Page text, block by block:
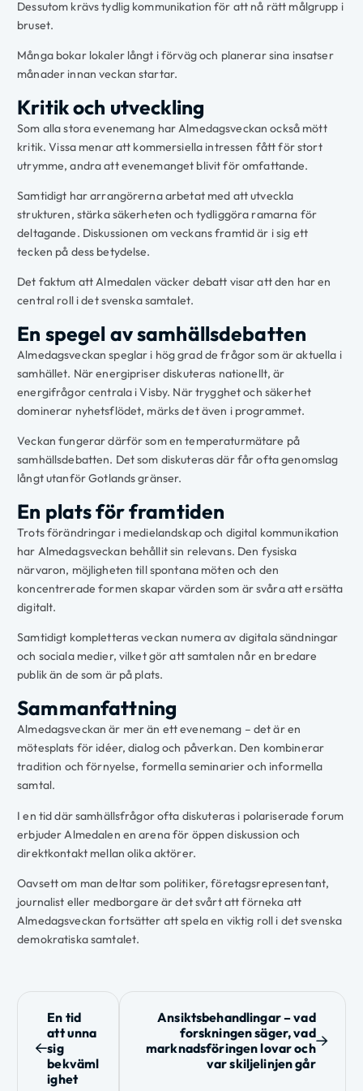
Dessutom krävs tydlig kommunikation för att nå rätt målgrupp i
bruset.
Många bokar lokaler långt i förväg och planerar sina insatser
månader innan veckan startar.
Kritik och utveckling
Som alla stora evenemang har Almedagsveckan också mött
kritik. Vissa menar att kommersiella intressen fått för stort
utrymme, andra att evenemanget blivit för omfattande.
Samtidigt har arrangörerna arbetat med att utveckla
strukturen, stärka säkerheten och tydliggöra ramarna för
deltagande. Diskussionen om veckans framtid är i sig ett
tecken på dess betydelse.
Det faktum att Almedalen väcker debatt visar att den har en
central roll i det svenska samtalet.
En spegel av samhällsdebatten
Almedagsveckan speglar i hög grad de frågor som är aktuella i
samhället. När energipriser diskuteras nationellt, är
energifrågor centrala i Visby. När trygghet och säkerhet
dominerar nyhetsflödet, märks det även i programmet.
Veckan fungerar därför som en temperaturmätare på
samhällsdebatten. Det som diskuteras där får ofta genomslag
långt utanför Gotlands gränser.
En plats för framtiden
Trots förändringar i medielandskap och digital kommunikation
har Almedagsveckan behållit sin relevans. Den fysiska
närvaron, möjligheten till spontana möten och den
koncentrerade formen skapar värden som är svåra att ersätta
digitalt.
Samtidigt kompletteras veckan numera av digitala sändningar
och sociala medier, vilket gör att samtalen når en bredare
publik än de som är på plats.
Sammanfattning
Almedagsveckan är mer än ett evenemang – det är en
mötesplats för idéer, dialog och påverkan. Den kombinerar
tradition och förnyelse, formella seminarier och informella
samtal.
I en tid där samhällsfrågor ofta diskuteras i polariserade forum
erbjuder Almedalen en arena för öppen diskussion och
direktkontakt mellan olika aktörer.
Oavsett om man deltar som politiker, företagsrepresentant,
journalist eller medborgare är det svårt att förneka att
Almedagsveckan fortsätter att spela en viktig roll i det svenska
demokratiska samtalet.
I
En tid
att unna
sig
bekväml
ighet
Ansiktsbehandlingar – vad
forskningen säger, vad
marknadsföringen lovar och
var skiljelinjen går